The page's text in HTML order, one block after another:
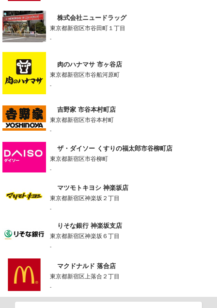
株式会社ニュードラッグ
東京都新宿区市谷田町１丁目
-
肉のハナマサ 市ヶ谷店
東京都新宿区市谷船河原町
-
吉野家 市谷本村町店
東京都新宿区市谷本村町
-
ザ・ダイソー くすりの福太郎市谷柳町店
東京都新宿区市谷柳町
-
マツモトキヨシ 神楽坂店
東京都新宿区神楽坂２丁目
-
りそな銀行 神楽坂支店
東京都新宿区神楽坂６丁目
-
マクドナルド 落合店
東京都新宿区上落合２丁目
-